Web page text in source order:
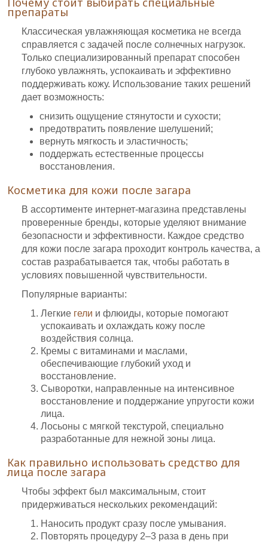
препараты
Классическая увлажняющая косметика не всегда
справляется с задачей после солнечных нагрузок.
Только специализированный препарат способен
глубоко увлажнять, успокаивать и эффективно
поддерживать кожу. Использование таких решений
дает возможность:
снизить ощущение стянутости и сухости;
предотвратить появление шелушений;
вернуть мягкость и эластичность;
поддержать естественные процессы
восстановления.
Косметика для кожи после загара
В ассортименте интернет-магазина представлены
проверенные бренды, которые уделяют внимание
безопасности и эффективности. Каждое средство
для кожи после загара проходит контроль качества, а
состав разрабатывается так, чтобы работать в
условиях повышенной чувствительности.
Популярные варианты:
Легкие гели и флюиды, которые помогают
успокаивать и охлаждать кожу после
воздействия солнца.
Кремы с витаминами и маслами,
обеспечивающие глубокий уход и
восстановление.
Сыворотки, направленные на интенсивное
восстановление и поддержание упругости кожи
лица.
Лосьоны с мягкой текстурой, специально
разработанные для нежной зоны лица.
Как правильно использовать средство для
лица после загара
Чтобы эффект был максимальным, стоит
придерживаться нескольких рекомендаций:
Наносить продукт сразу после умывания.
Повторять процедуру 2–3 раза в день при